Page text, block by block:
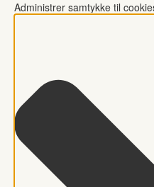
Administrer samtykke til